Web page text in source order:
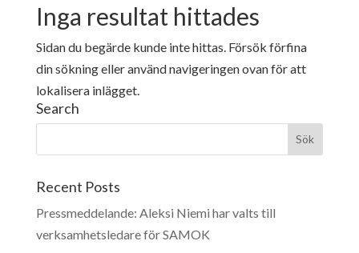
Inga resultat hittades
Sidan du begärde kunde inte hittas. Försök förfina
din sökning eller använd navigeringen ovan för att
lokalisera inlägget.
Search
Recent Posts
Pressmeddelande: Aleksi Niemi har valts till
verksamhetsledare för SAMOK